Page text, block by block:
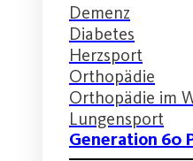
Demenz
Diabetes
Herzsport
Orthopädie
Orthopädie im
Lungensport
Generation 60